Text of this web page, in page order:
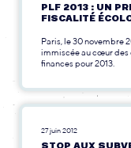
PLF 2013 : UN
FISCALITÉ
Paris, le 30 novembre
immiscée au cœur des
finances pour 2013.
27 juin 2012